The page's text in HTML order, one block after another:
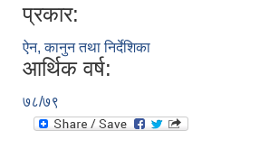
प्रकार:
ऐन, कानुन तथा निर्देशिका
आर्थिक वर्ष:
७८/७९